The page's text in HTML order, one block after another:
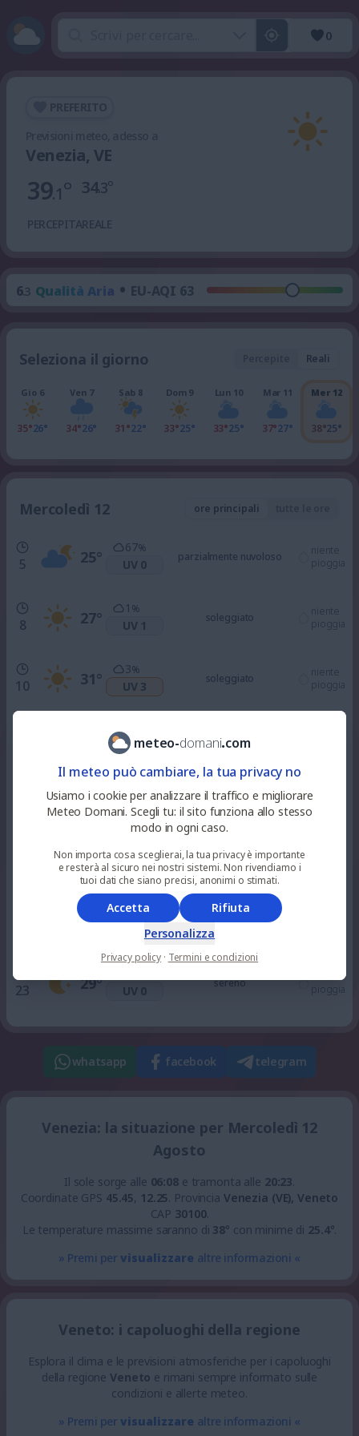
0
Venezia, VE
39.1°
PERCEPITA
34.3°
REALE
6.3 Qualità Aria • EU-AQI 63
Seleziona il giorno Reali
Gio 6
35°26°
Ven 7
34°26°
Sab 8
31°22°
Dom 9
33°25°
Lun 10
33°25°
Mar 11
37°27°
Mer 12
38°25°
Mercoledì 12 ore principali
5 25°
67%
UV 0
parzialmente nuvoloso
niente
pioggia
8 27°
1 %
UV 1
soleggiato
niente
pioggia
10 31°
3%
UV 3
soleggiato
niente
pioggia
3
UV 5
soleggiato
38°
33%
UV 6
nuvoloso
niente
37°
100%
UV 3
nuvoloso
32°
67%
UV 0
sereno
23 29° UV 0
sereno
pioggia
whatsapp facebook telegram
Venezia: la situazione per Mercoledì 12
Agosto
Il sole sorge alle 06:08e tramonta alle 20:23.
Coordinate GPS 45.45, 12.25. Provincia Venezia (VE), Veneto
CAP 30100.
Le temperature massime saranno di 38° con minime di 25.4°.
» Premi pervisualizzare altre informazioni «
Veneto: i capoluoghi della regione
Esplora il clima e le previsioni atmosferiche per i capoluoghi
della regioneVeneto e rimani sempre informato sulle
condizioni e allerte meteo.
» Premi pervisualizzare altre informazioni «
meteo-domani.com
Il meteo può cambiare, la tua privacy no
Usiamo i cookie per analizzare il traffico e migliorare
Meteo Domani. Scegli tu: il sito funziona allo stesso
modo in ogni caso.
Non importa cosa sceglierai, la tua privacy è importante
e resterà al sicuro nei nostri sistemi. Non rivendiamo i
tuoi dati che siano precisi, anonimi o stimati.
Accetta
Rifiuta
Personalizza
Privacy policy · Termini e condizioni